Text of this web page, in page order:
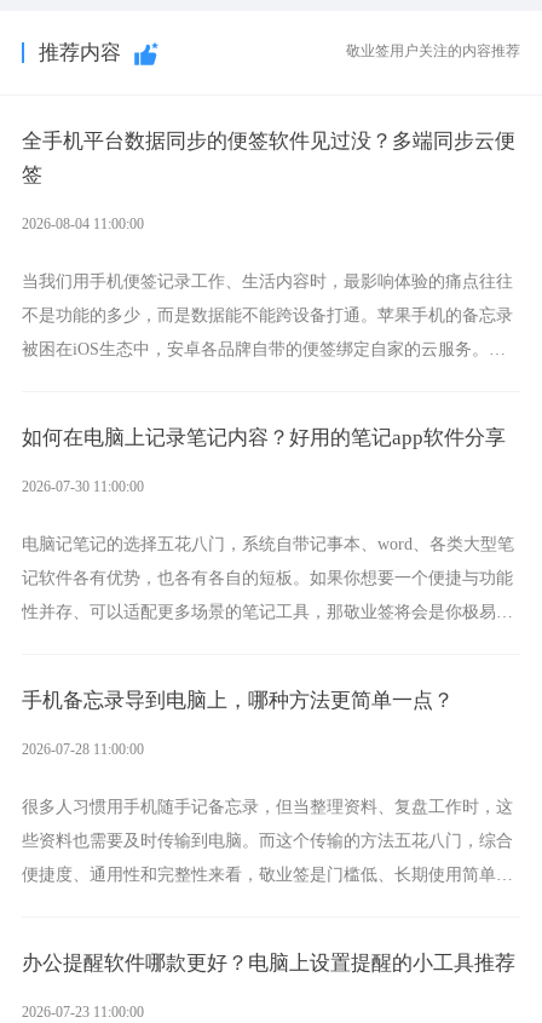
推荐内容 敬业签用户关注的内容推荐
全手机平台数据同步的便签软件见过没？多端同步云便
签
2026-08-04 11:00:00
当我们用手机便签记录工作、生活内容时，最影响体验的痛点往往
不是功能的多少，而是数据能不能跨设备打通。苹果手机的备忘录
被困在iOS生态中，安卓各品牌自带的便签绑定自家的云服务。而
如何在电脑上记录笔记内容？好用的笔记app软件分享
2026-07-30 11:00:00
电脑记笔记的选择五花八门，系统自带记事本、word、各类大型笔
记软件各有优势，也各有各自的短板。如果你想要一个便捷与功能
性并存、可以适配更多场景的笔记工具，那敬业签将会是你极易上
手机备忘录导到电脑上，哪种方法更简单一点？
2026-07-28 11:00:00
很多人习惯用手机随手记备忘录，但当整理资料、复盘工作时，这
些资料也需要及时传输到电脑。而这个传输的方法五花八门，综合
便捷度、通用性和完整性来看，敬业签是门槛低、长期使用简单的
办公提醒软件哪款更好？电脑上设置提醒的小工具推荐
2026-07-23 11:00:00